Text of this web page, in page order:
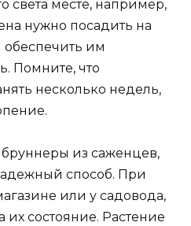
света месте, например,
нужно посадить на
им
Помните, что
несколько недель,
бруннеры из саженцев,
способ. При
или у садовода,
состояние. Растение